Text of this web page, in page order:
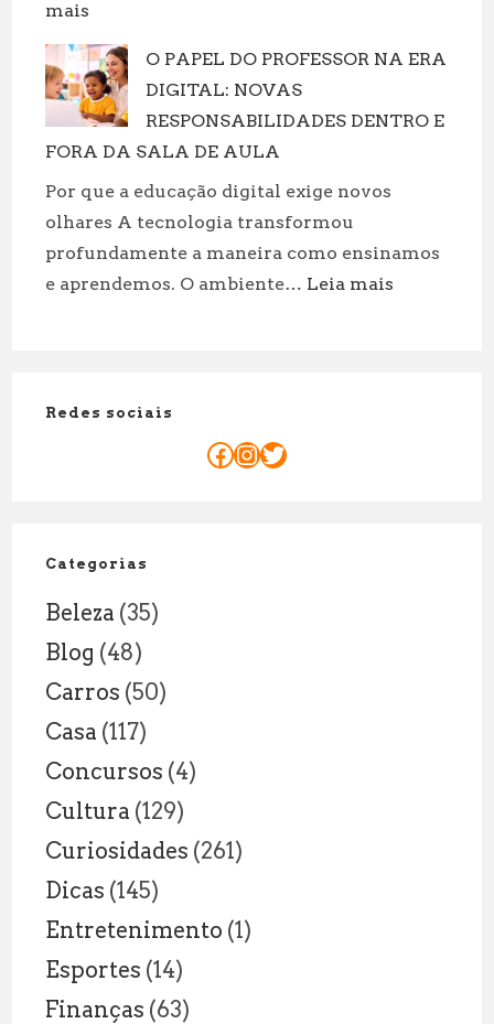
mais
casal
Porto:
Motivos
Para
já
sua
sessão
a
O PAPEL DO PROFESSOR NA ERA
DIGITAL: NOVAS
RESPONSABILIDADES DENTRO E
FORA DA SALA DE AULA
Por que a educação digital exige novos
olhares A tecnologia transformou
profundamente a maneira como ensinamos
e aprendemos. O ambiente… Leia mais
Redes sociais
Facebook
Instagram
Twitter
Categorias
Beleza (35)
Blog (48)
Carros (50)
Casa (117)
Concursos (4)
Cultura (129)
Curiosidades (261)
Dicas (145)
Entretenimento (1)
Esportes (14)
Finanças (63)